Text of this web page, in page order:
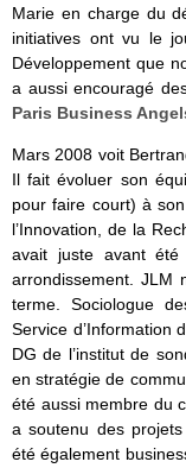
Marie en charge du
initiatives ont vu le
Développement que
a aussi encouragé
Paris Business
Mars 2008 voit
Il fait évoluer son
pour faire court) à
l’Innovation, de la
avait juste avant
arrondissement. JLM
terme. Sociologue
Service d’Information
DG de l’institut de
en stratégie de
été aussi membre du
a soutenu des
été également